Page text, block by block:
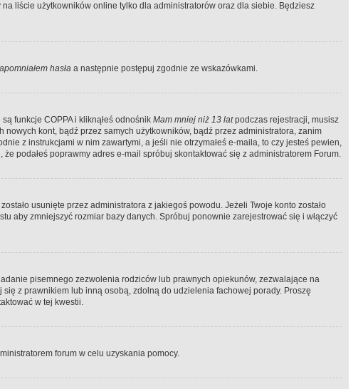
liście użytkowników online tylko dla administratorów oraz dla siebie. Będziesz
hasła a następnie postępuj zgodnie ze wskazówkami.
funkcje COPPA i kliknąłeś odnośnik Mam mniej niż 13 latpodczas rejestracji, musisz
kont, bądź przez samych użytkowników, bądź przez administratora, zanim
z instrukcjami w nim zawartymi, a jeśli nie otrzymałeś e-maila, to czy jesteś pewien,
podałeś poprawmy adres e-mail spróbuj skontaktować się z administratorem Forum.
usunięte przez administratora z jakiegoś powodu. Jeżeli Twoje konto zostało
aby zmniejszyć rozmiar bazy danych. Spróbuj ponownie zarejestrować się i włączyć
pisemnego zezwolenia rodziców lub prawnych opiekunów, zezwalające na
z prawnikiem lub inną osobą, zdolną do udzielenia fachowej porady. Proszę
w tej kwestii.
forum w celu uzyskania pomocy.